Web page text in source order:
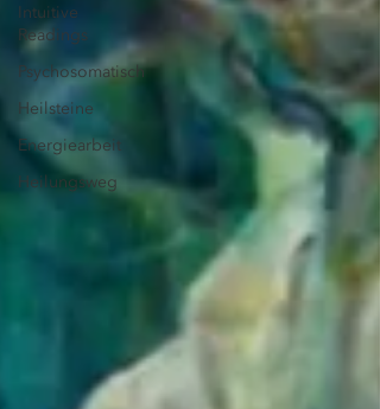
Intuitive
Readings
Psychosomatisch
Heilsteine
Energiearbeit
Heilungsweg